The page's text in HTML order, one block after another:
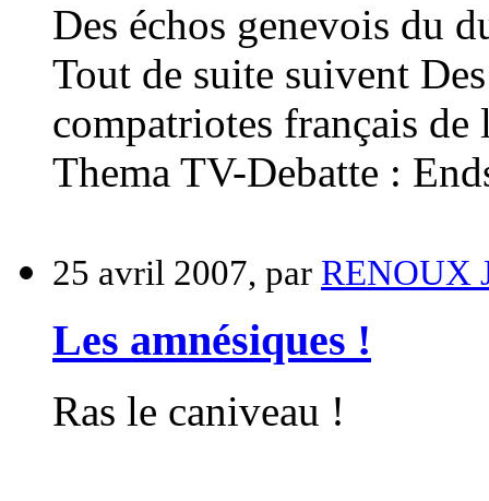
Des échos genevois du
Tout de suite suivent
compatriotes français
Thema TV-Debatte :
25 avril 2007, par RENOUX
Les amnésiques !
Ras le caniveau !